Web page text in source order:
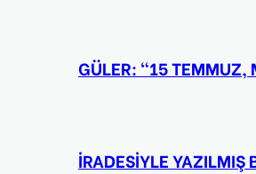
GÜLER: “15 TEMMUZ,
İRADESİYLE YAZILMIŞ